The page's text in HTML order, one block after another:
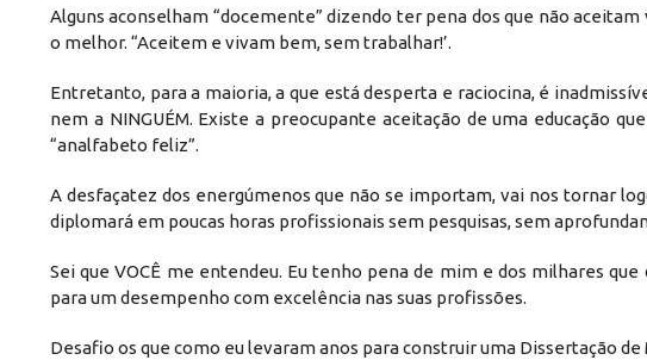
Alguns aconselham “docemente” dizendo ter pena dos que não
o melhor. “Aceitem e vivam bem, sem trabalhar!’.
Entretanto, para a maioria, a que está desperta e raciocina, é
nem a NINGUÉM. Existe a preocupante aceitação de uma educação
“analfabeto feliz”.
A desfaçatez dos energúmenos que não se importam, vai nos tornar
diplomará em poucas horas profissionais sem pesquisas, sem
Sei que VOCÊ me entendeu. Eu tenho pena de mim e dos milhares
para um desempenho com excelência nas suas profissões.
Desafio os que como eu levaram anos para construir uma Dissertação